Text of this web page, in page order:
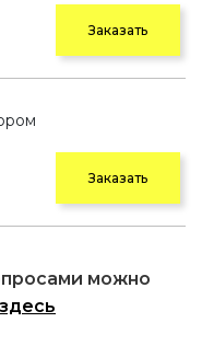
Заказать
Заказать
можно
здесь